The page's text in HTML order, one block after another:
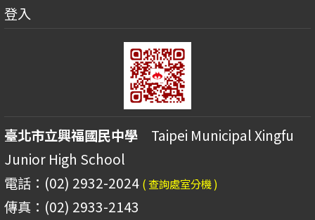
登入
臺北市立興福國民中學 Taipei Municipal Xingfu
Junior High School
電話：(02) 2932-2024 ( 查詢處室分機 )
傳真：(02) 2933-2143